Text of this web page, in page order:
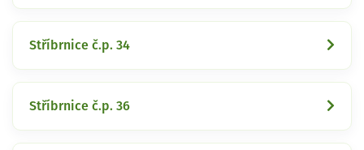
Stříbrnice č.p. 34
Stříbrnice č.p. 36